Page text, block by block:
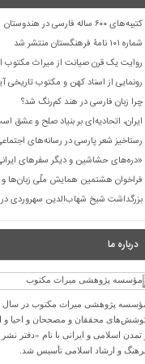
کتیبه‌های ۶۰۰ ساله فارسی در هندوستان
شماره ۱۰۱ نامۀ فرهنگستان منتشر شد
روایت یک قرن صیانت از میراث مکتوب
رونمایی از اسناد کهن و مکتوب تاریخی
چرا زبان فارسی در هند کم‌رنگ شد؟
ایران، اتحادیه‌ای بر بنیاد صلح و عشق
رستاخیز شعر پارسی در رسانه‌های
«دره‌های حشاشین و دیگر سفرهای
فراخوان هشتمین همایش ملّی زبان‌ها
بزرگداشت شیخ شهاب‌الدین سهروردی در
درباره ما
محققان و مصححان و احیا و
تمدن اسلامی و ایرانی با نام «دفتر
و ارشاد اسلامی تأسیس شد.